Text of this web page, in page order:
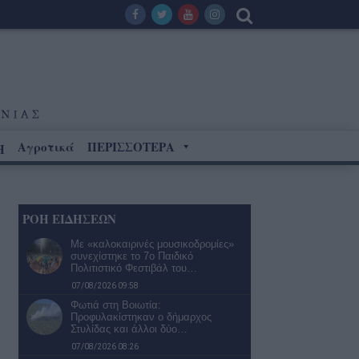
Αγροτικά ΠΕΡΙΣΣΟΤΕΡΑ
ΡΟΗ ΕΙΔΗΣΕΩΝ
Με «καλοκαιρινές μουσικοδρομίες»
συνεχίστηκε το 7ο Παιδικό
Πολιτιστικό Φεστιβάλ του…
07/08/2026 09:58
Φωτιά στη Βοιωτία:
Προφυλακίστηκαν ο δήμαρχος
Στυλίδας και άλλοι δύο…
07/08/2026 08:26